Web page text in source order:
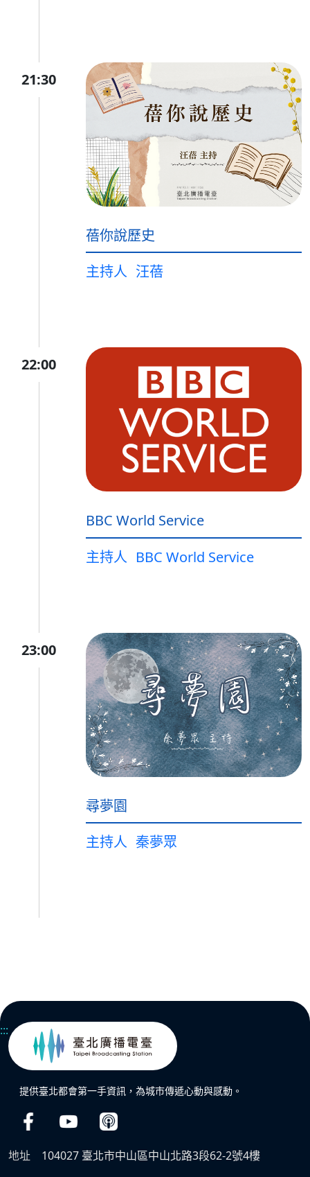
21:30
蓓你說歷史
主持人 汪蓓
22:00
BBC World Service
主持人 BBC World Service
23:00
尋夢園
主持人 秦夢眾
:::
提供臺北都會第一手資訊，為城市傳遞心動與感動。
地址
104027 臺北市中山區中山北路3段62-2號4樓